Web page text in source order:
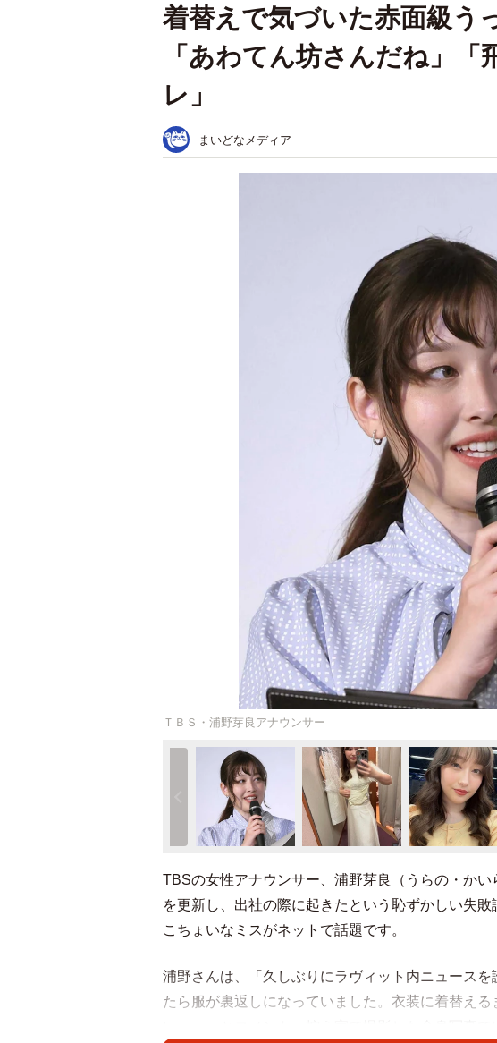
着替えで気づいた赤面級
「あわてん坊さんだね」
レ」
まいどなメディア
ＴＢＳ・浦野芽良アナウンサー
TBSの女性アナウンサー、浦野芽良（うらの・か
を更新し、出社の際に起きたという恥ずかしい失
こちょいなミスがネットで話題です。
浦野さんは、「久しぶりにラヴィット内ニュース
たら服が裏返しになっていました。衣装に着替え